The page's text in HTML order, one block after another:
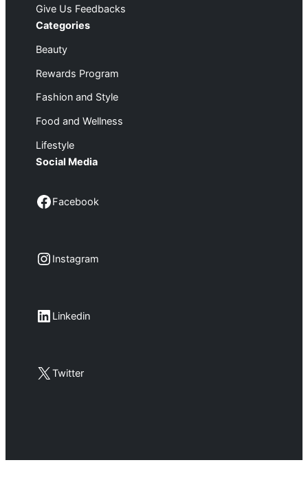
Give Us Feedbacks
Categories
Beauty
Rewards Program
Fashion and Style
Food and Wellness
Lifestyle
Social Media
Facebook Facebook
Instagram Instagram
LinkedIn Linkedin
X Twitter